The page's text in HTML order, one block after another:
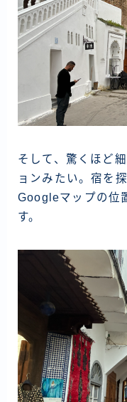
そして、驚くほど
ョンみたい。宿を
Googleマップの位
す。